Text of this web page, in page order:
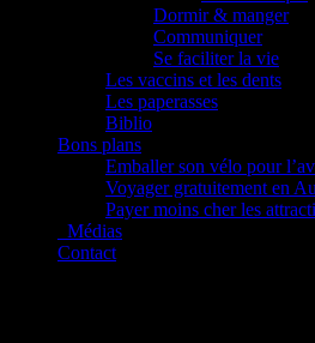
Dormir & manger
Communiquer
Se faciliter la vie
Les vaccins et les dents
Les paperasses
Biblio
Bons plans
Emballer son vélo pour
Voyager gratuitement en
Payer moins cher les
_Médias
Contact